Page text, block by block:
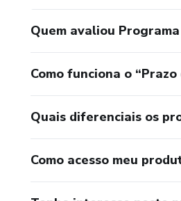
Quem avaliou
Como funciona o
Quais diferenciais os
Como acesso meu